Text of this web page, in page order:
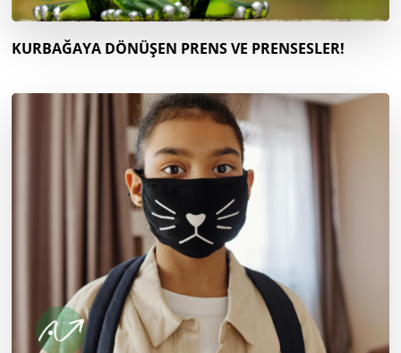
KURBAĞAYA DÖNÜŞEN PRENS VE PRENSESLER!